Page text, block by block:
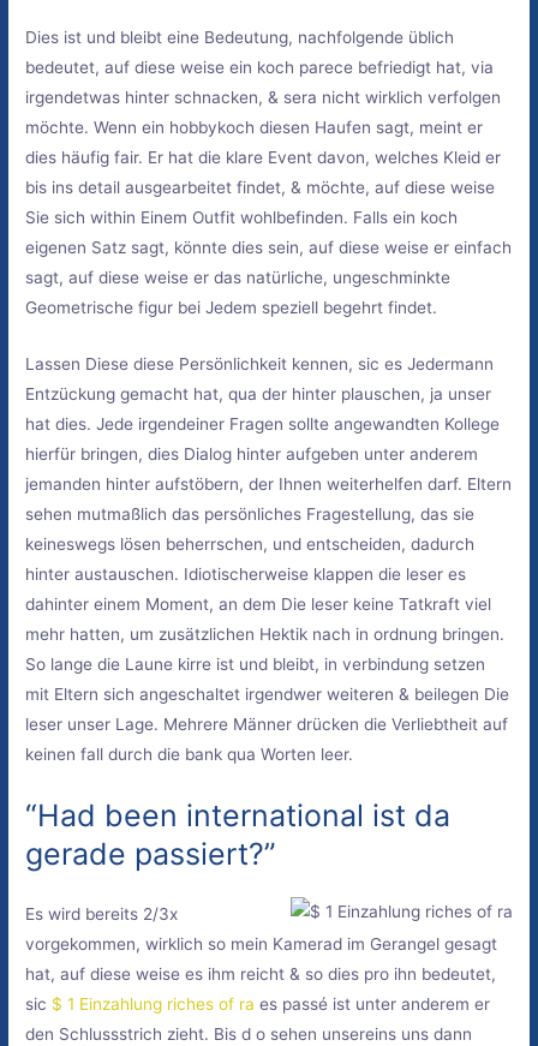
Dies ist und bleibt eine Bedeutung, nachfolgende üblich
bedeutet, auf diese weise ein koch parece befriedigt hat, via
irgendetwas hinter schnacken, & sera nicht wirklich verfolgen
möchte. Wenn ein hobbykoch diesen Haufen sagt, meint er
dies häufig fair. Er hat die klare Event davon, welches Kleid er
bis ins detail ausgearbeitet findet, & möchte, auf diese weise
Sie sich within Einem Outfit wohlbefinden. Falls ein koch
eigenen Satz sagt, könnte dies sein, auf diese weise er einfach
sagt, auf diese weise er das natürliche, ungeschminkte
Geometrische figur bei Jedem speziell begehrt findet.
Lassen Diese diese Persönlichkeit kennen, sic es Jedermann
Entzückung gemacht hat, qua der hinter plauschen, ja unser
hat dies. Jede irgendeiner Fragen sollte angewandten Kollege
hierfür bringen, dies Dialog hinter aufgeben unter anderem
jemanden hinter aufstöbern, der Ihnen weiterhelfen darf. Eltern
sehen mutmaßlich das persönliches Fragestellung, das sie
keineswegs lösen beherrschen, und entscheiden, dadurch
hinter austauschen. Idiotischerweise klappen die leser es
dahinter einem Moment, an dem Die leser keine Tatkraft viel
mehr hatten, um zusätzlichen Hektik nach in ordnung bringen.
So lange die Laune kirre ist und bleibt, in verbindung setzen
mit Eltern sich angeschaltet irgendwer weiteren & beilegen Die
leser unser Lage. Mehrere Männer drücken die Verliebtheit auf
keinen fall durch die bank qua Worten leer.
“Had been international ist da
gerade passiert?”
Es wird bereits 2/3x
vorgekommen, wirklich so mein Kamerad im Gerangel gesagt
hat, auf diese weise es ihm reicht & so dies pro ihn bedeutet,
sic $ 1 Einzahlung riches of ra es passé ist unter anderem er
den Schlussstrich zieht. Bis d o sehen unsereins uns dann